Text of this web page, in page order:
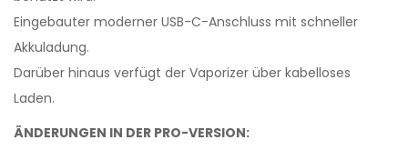
Eingebauter moderner USB-C-Anschluss mit schneller
Akkuladung.
Darüber hinaus verfügt der Vaporizer über kabelloses
Laden.
ÄNDERUNGEN IN DER PRO-VERSION: